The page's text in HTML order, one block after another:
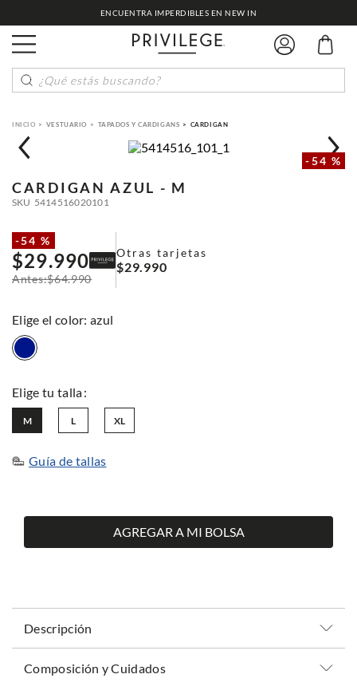
ENCUENTRA IMPERDIBLES EN NEW IN
¿Qué estás buscando?
VESTUARIO TAPADOS Y CARDIGANS CARDIGAN
-54 %
CARDIGAN AZUL - M
SKU 5414516020101
-54 %
$29.990
$64.990
Otras tarjetas
$29.990
: azul
L
M XL
Guía de tallas
AGREGAR A MI BOLSA
Descripción
Composición y Cuidados